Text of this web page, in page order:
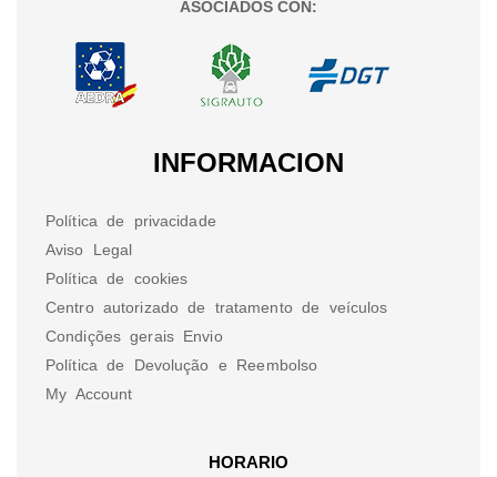
ASOCIADOS CON:
INFORMACION
Política de privacidade
Aviso Legal
Política de cookies
Centro autorizado de tratamento de veículos
Condições gerais Envio
Política de Devolução e Reembolso
My Account
HORARIO